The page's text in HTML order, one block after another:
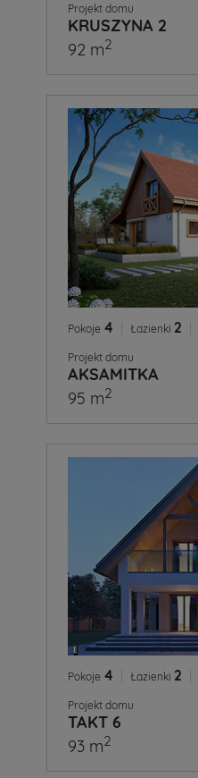
Projekt domu
KRUSZYNA 2
92 m2
Pokoje 4 Łazienki 2
Projekt domu
AKSAMITKA
95 m2
Pokoje 4 Łazienki 2
Projekt domu
TAKT 6
93 m2